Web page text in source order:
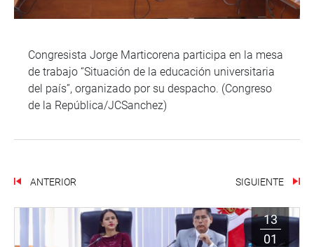
Congresista Jorge Marticorena participa en la mesa
de trabajo “Situación de la educación universitaria
del país”, organizado por su despacho. (Congreso
de la República/JCSanchez)
ANTERIOR SIGUIENTE
13
01